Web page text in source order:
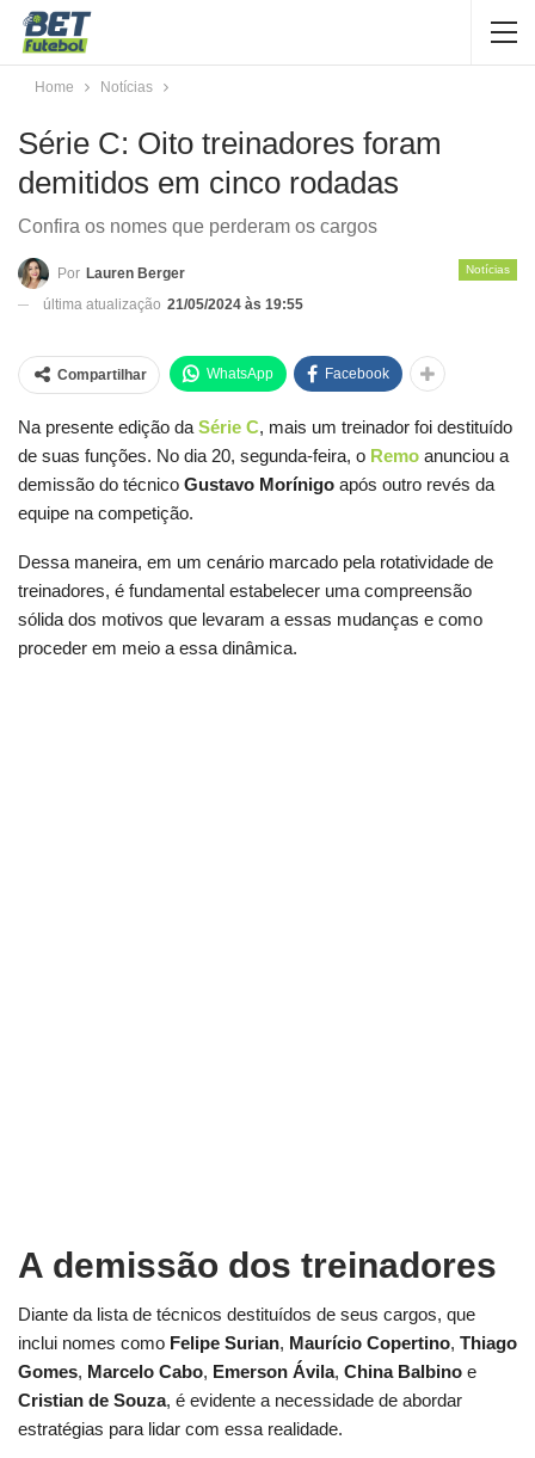
Home Notícias
Série C: Oito treinadores foram
demitidos em cinco rodadas
Confira os nomes que perderam os cargos
Notícias
Por Lauren Berger
última atualização 21/05/2024 às 19:55
Compartilhar WhatsApp Facebook
Na presente edição da Série C, mais um treinador foi destituído
de suas funções. No dia 20, segunda-feira, o Remo anunciou a
demissão do técnico Gustavo Morínigo após outro revés da
equipe na competição.
Dessa maneira, em um cenário marcado pela rotatividade de
treinadores, é fundamental estabelecer uma compreensão
sólida dos motivos que levaram a essas mudanças e como
proceder em meio a essa dinâmica.
A demissão dos treinadores
Diante da lista de técnicos destituídos de seus cargos, que
inclui nomes como Felipe Surian, Maurício Copertino, Thiago
Gomes, Marcelo Cabo, Emerson Ávila, China Balbino e
Cristian de Souza, é evidente a necessidade de abordar
estratégias para lidar com essa realidade.